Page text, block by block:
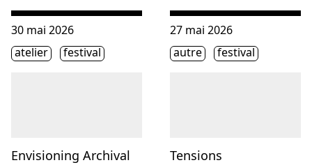
Envisioning Archival
Consulter « Envisioning Archival Futures with Cyanotype
30 mai 2026
Étiquette(s)
atelier festival
Tensions
Consulter « Tensions »
27 mai 2026
Étiquette(s)
autre festival